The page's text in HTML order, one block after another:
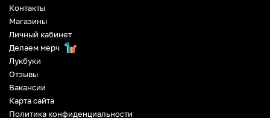
Контакты
Магазины
Личный кабинет
Делаем мерч
Лукбуки
Отзывы
Вакансии
Карта сайта
Политика конфиденциальности